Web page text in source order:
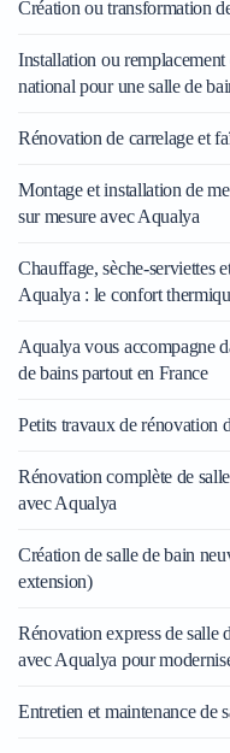
Création ou transformation
Installation ou
national pour une salle de
Rénovation de carrelage et
Montage et installation de
sur mesure avec Aqualya
Chauffage, sèche-serviettes
Aqualya : le confort
Aqualya vous accompagne
de bains partout en France
Petits travaux de rénovation
Rénovation complète de
avec Aqualya
Création de salle de bain
extension)
Rénovation express de salle
avec Aqualya pour
Entretien et maintenance de